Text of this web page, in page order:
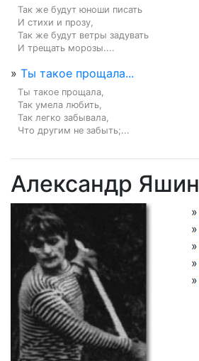
Так же будут юноши писать
И стихи и прозу,
Так же будут ветры задувать
И трещать морозы....
» Ты такое прощала...
Ты такое прощала,
Так умела любить,
Так легко забывала,
Что другим не забыть;...
Александр Яшин
»
»
»
»
»